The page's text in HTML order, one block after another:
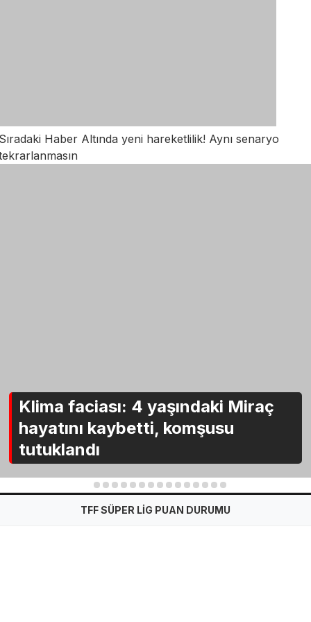
Haber Altında yeni hareketlilik! Aynı senaryo
Klima faciası: 4 yaşındaki Miraç
hayatını kaybetti, komşusu
tutuklandı
2 3 4 5 6 7 8 9 10 11 12 13 14 15
TFF SÜPER LİG PUAN DURUMU